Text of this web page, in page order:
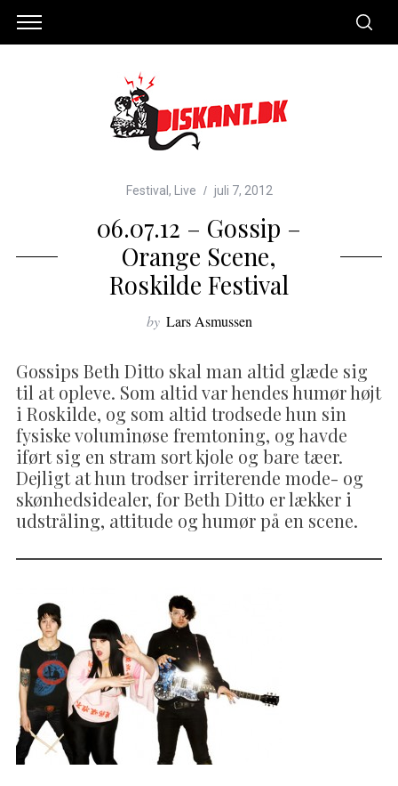
Festival , Live juli 7, 2012
06.07.12 – Gossip –
Orange Scene,
Roskilde Festival
by Lars Asmussen
Gossips Beth Ditto skal man altid glæde sig
til at opleve. Som altid var hendes humør højt
i Roskilde, og som altid trodsede hun sin
fysiske voluminøse fremtoning, og havde
iført sig en stram sort kjole og bare tæer.
Dejligt at hun trodser irriterende mode- og
skønhedsidealer, for Beth Ditto er lækker i
udstråling, attitude og humør på en scene.